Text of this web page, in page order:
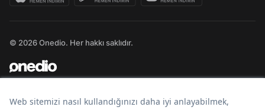
© 2026 Onedio. Her hakkı saklıdır.
Bir markasıdır.